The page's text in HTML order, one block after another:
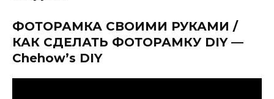
ФОТОРАМКА СВОИМИ РУКАМИ /
КАК СДЕЛАТЬ ФОТОРАМКУ DIY —
Chehow’s DIY